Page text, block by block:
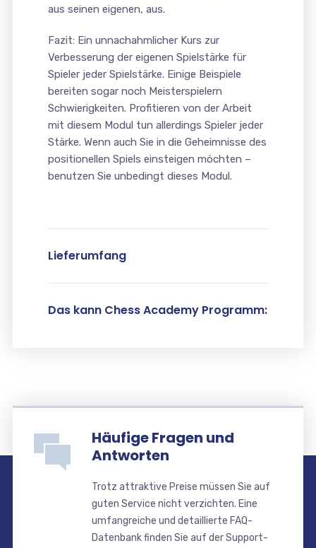
aus seinen eigenen, aus.
Fazit: Ein unnachahmlicher Kurs zur
Verbesserung der eigenen Spielstärke für
Spieler jeder Spielstärke. Einige Beispiele
bereiten sogar noch Meisterspielern
Schwierigkeiten. Profitieren von der Arbeit
mit diesem Modul tun allerdings Spieler jeder
Stärke. Wenn auch Sie in die Geheimnisse des
positionellen Spiels einsteigen möchten –
benutzen Sie unbedingt dieses Modul.
Lieferumfang
Das kann Chess Academy Programm:
Häufige Fragen und
Antworten
Trotz attraktive Preise müssen Sie auf
guten Service nicht verzichten. Eine
umfangreiche und detaillierte FAQ-
Datenbank finden Sie auf der Support-